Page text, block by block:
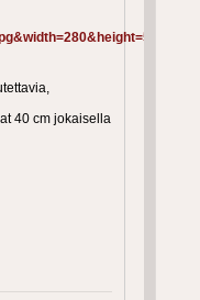
40 cm jokaisella